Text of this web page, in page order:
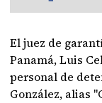
El juez de
Panamá, Luis
personal de
González, alias